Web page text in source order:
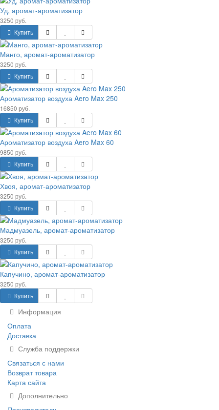
Уд, аромат-ароматизатор
3250 руб.
Купить
Манго, аромат-ароматизатор
3250 руб.
Купить
Ароматизатор воздуха Aero Max 250
16850 руб.
Купить
Ароматизатор воздуха Aero Max 60
9850 руб.
Купить
Хвоя, аромат-ароматизатор
3250 руб.
Купить
Мадмуазель, аромат-ароматизатор
3250 руб.
Купить
Капучино, аромат-ароматизатор
3250 руб.
Купить
Информация
Оплата
Доставка
Служба поддержки
Связаться с нами
Возврат товара
Карта сайта
Дополнительно